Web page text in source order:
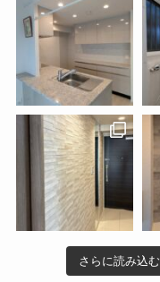
さらに読み込む